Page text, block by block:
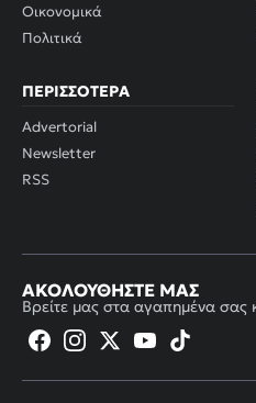
Οικονομικά
Πολιτικά
ΠΕΡΙΣΣΌΤΕΡΑ
Advertorial
Newsletter
RSS
ΑΚΟΛΟΥΘΉΣΤΕ ΜΑΣ
Βρείτε μας στα αγαπημένα σας